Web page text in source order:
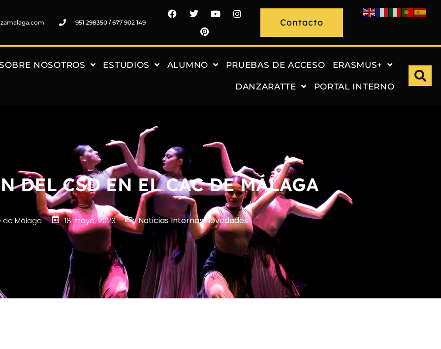
951 298350 / 677 902 149 Contacto
NOSOTROS ESTUDIOS ALUMNO PRUEBAS DE ACCESO ERASMUS+
DANZARATTE PORTAL INTERNO
DEL CSD EN EL CAC DE MÁLAGA
de Málaga 18 mayo, 2023 Noticias Internas,Novedades